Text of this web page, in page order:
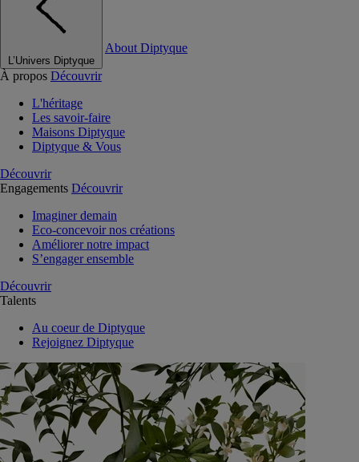
L’Univers Diptyque
About Diptyque
À propos Découvrir
L'héritage
Les savoir-faire
Maisons Diptyque
Diptyque & Vous
Découvrir
Engagements Découvrir
Imaginer demain
Eco-concevoir nos créations
Améliorer notre impact
S’engager ensemble
Découvrir
Talents
Au coeur de Diptyque
Rejoignez Diptyque